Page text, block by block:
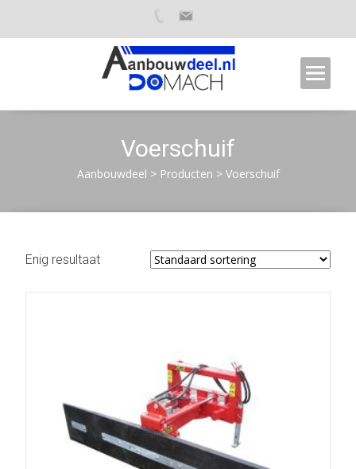
Voerschuif
Aanbouwdeel > Producten > Voerschuif
Enig resultaat